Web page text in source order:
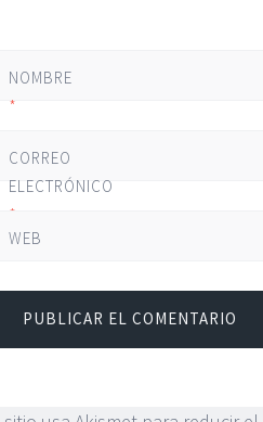
NOMBRE
*
CORREO
ELECTRÓNICO
*
WEB